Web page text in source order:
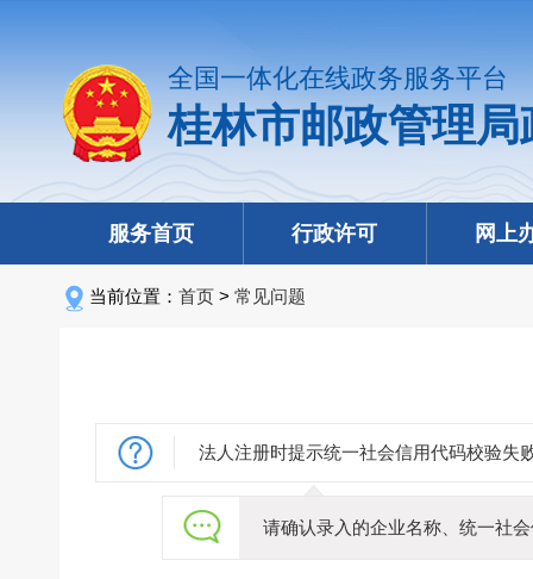
全国一体化在线政务服务平台
桂林市邮政管理
服务首页 行政许可 网上
当前位置： 首页 > 常见问题
法人注册时提示统一社会信用代码校验失
请确认录入的企业名称、统一社